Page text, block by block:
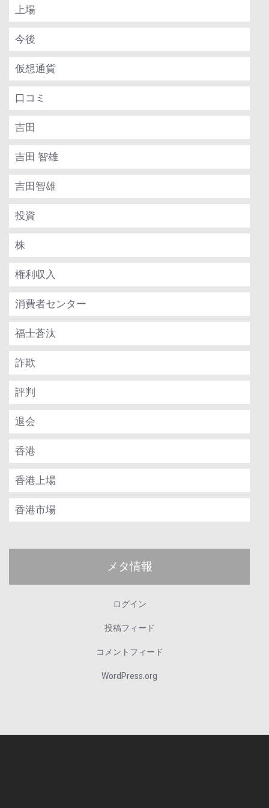
上場
今後
仮想通貨
口コミ
吉田
吉田 智雄
吉田智雄
投資
株
権利収入
消費者センター
福士蒼汰
詐欺
評判
退会
香港
香港上場
香港市場
メタ情報
ログイン
投稿フィード
コメントフィード
WordPress.org